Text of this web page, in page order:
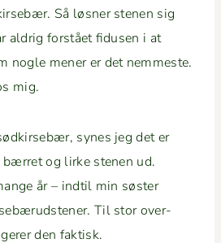
Så løs­ner ste­nen sig
aldrig forstået fidusen i at
nogle men­er er det nemmeste.
mig.
synes jeg det er
og lirke ste­nen ud.
år – indtil min søster
Til stor over­
den faktisk.